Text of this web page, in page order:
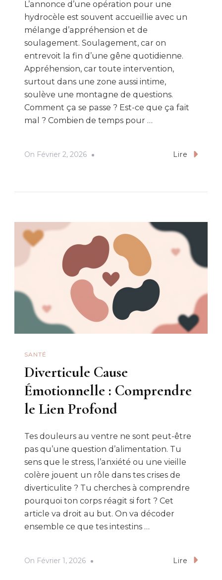
L’annonce d’une opération pour une
hydrocèle est souvent accueillie avec un
mélange d’appréhension et de
soulagement. Soulagement, car on
entrevoit la fin d’une gêne quotidienne.
Appréhension, car toute intervention,
surtout dans une zone aussi intime,
soulève une montagne de questions.
Comment ça se passe ? Est-ce que ça fait
mal ? Combien de temps pour …
On Février 2, 2026 Lire
SANTÉ
Diverticule Cause
Émotionnelle : Comprendre
le Lien Profond
Tes douleurs au ventre ne sont peut-être
pas qu’une question d’alimentation. Tu
sens que le stress, l’anxiété ou une vieille
colère jouent un rôle dans tes crises de
diverticulite ? Tu cherches à comprendre
pourquoi ton corps réagit si fort ? Cet
article va droit au but. On va décoder
ensemble ce que tes intestins …
On Février 1, 2026 Lire